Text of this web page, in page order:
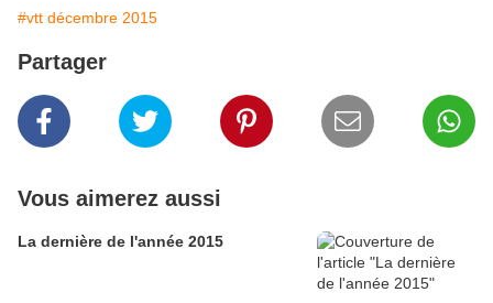
#vtt décembre 2015
Partager
Vous aimerez aussi
La dernière de l'année 2015